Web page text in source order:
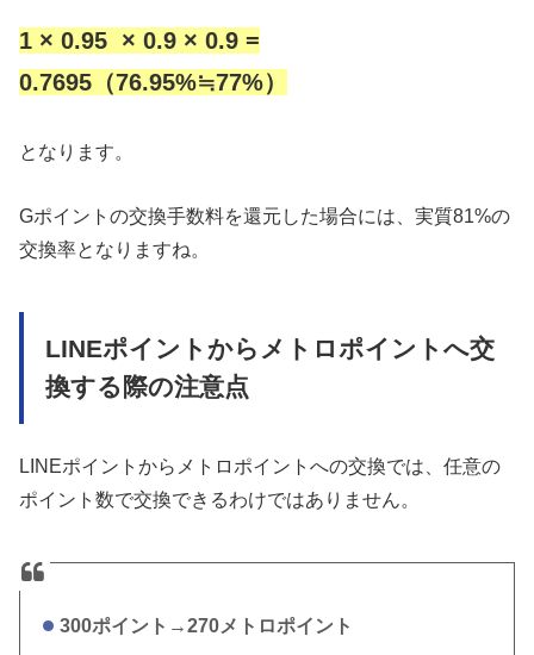
1 × 0.95 × 0.9 × 0.9 =
0.7695（76.95%≒77%）
となります。
Gポイントの交換手数料を還元した場合には、実質81%の
交換率となりますね。
LINEポイントからメトロポイントへ交
換する際の注意点
LINEポイントからメトロポイントへの交換では、任意の
ポイント数で交換できるわけではありません。
300ポイント→270メトロポイント